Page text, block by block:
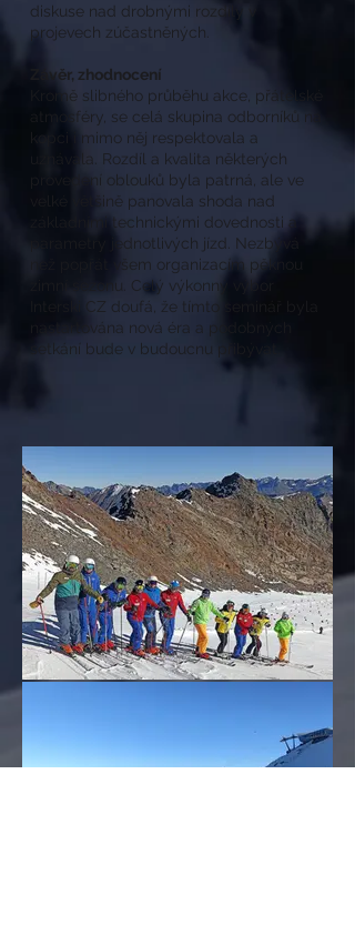
diskuse nad drobnými rozdíly v
projevech zúčastněných.
Závěr, zhodnocení
Kromě slibného průběhu akce, přátelské
atmosféry, se celá skupina odborníků na
kopci i mimo něj respektovala a
uznávala. Rozdíl a kvalita některých
provedení oblouků byla patrná, ale ve
velké většině panovala shoda nad
základními technickými dovednosti a
parametry jednotlivých jízd. Nezbývá
než popřát všem organizacím pěknou
zimní sezonu. Celý výkonný výbor
Interski CZ doufá, že tímto seminář byla
nastartována nová éra a podobných
setkání bude v budoucnu přibývat.